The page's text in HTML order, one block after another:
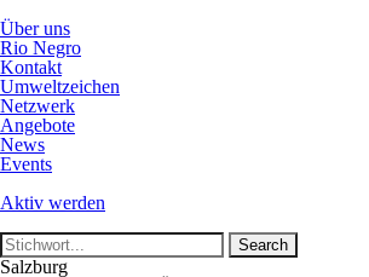
Über uns
Rio Negro
Kontakt
Umweltzeichen
Netzwerk
Angebote
News
Events
Aktiv werden
Salzburg